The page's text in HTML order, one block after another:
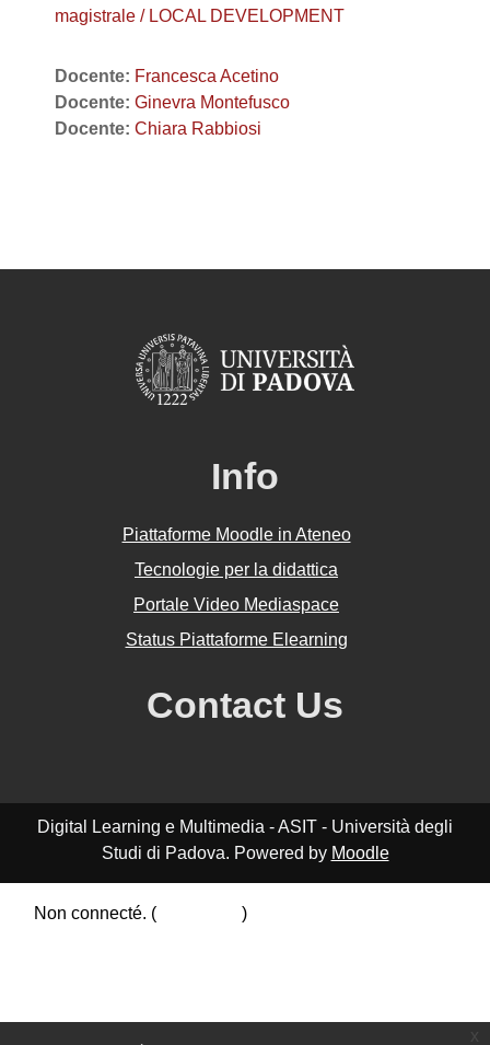
magistrale / LOCAL DEVELOPMENT
Docente: Francesca Acetino
Docente: Ginevra Montefusco
Docente: Chiara Rabbiosi
Info
Piattaforme Moodle in Ateneo
Tecnologie per la didattica
Portale Video Mediaspace
Status Piattaforme Elearning
Contact Us
Digital Learning e Multimedia - ASIT - Università degli
Studi di Padova. Powered by Moodle
Non connecté. (
)
Passer au thème standard